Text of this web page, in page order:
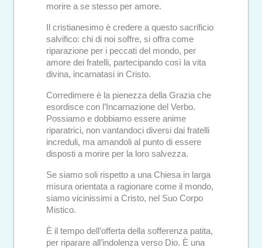
morire a se stesso per amore.
Il cristianesimo è credere a questo sacrificio
salvifico: chi di noi soffre, si offra come
riparazione per i peccati del mondo, per
amore dei fratelli, partecipando così la vita
divina, incarnatasi in Cristo.
Corredimere è la pienezza della Grazia che
esordisce con l’Incarnazione del Verbo.
Possiamo e dobbiamo essere anime
riparatrici, non vantandoci diversi dai fratelli
increduli, ma amandoli al punto di essere
disposti a morire per la loro salvezza.
Se siamo soli rispetto a una Chiesa in larga
misura orientata a ragionare come il mondo,
siamo vicinissimi a Cristo, nel Suo Corpo
Mistico.
È il tempo dell’offerta della sofferenza patita,
per riparare all’indolenza verso Dio. È una